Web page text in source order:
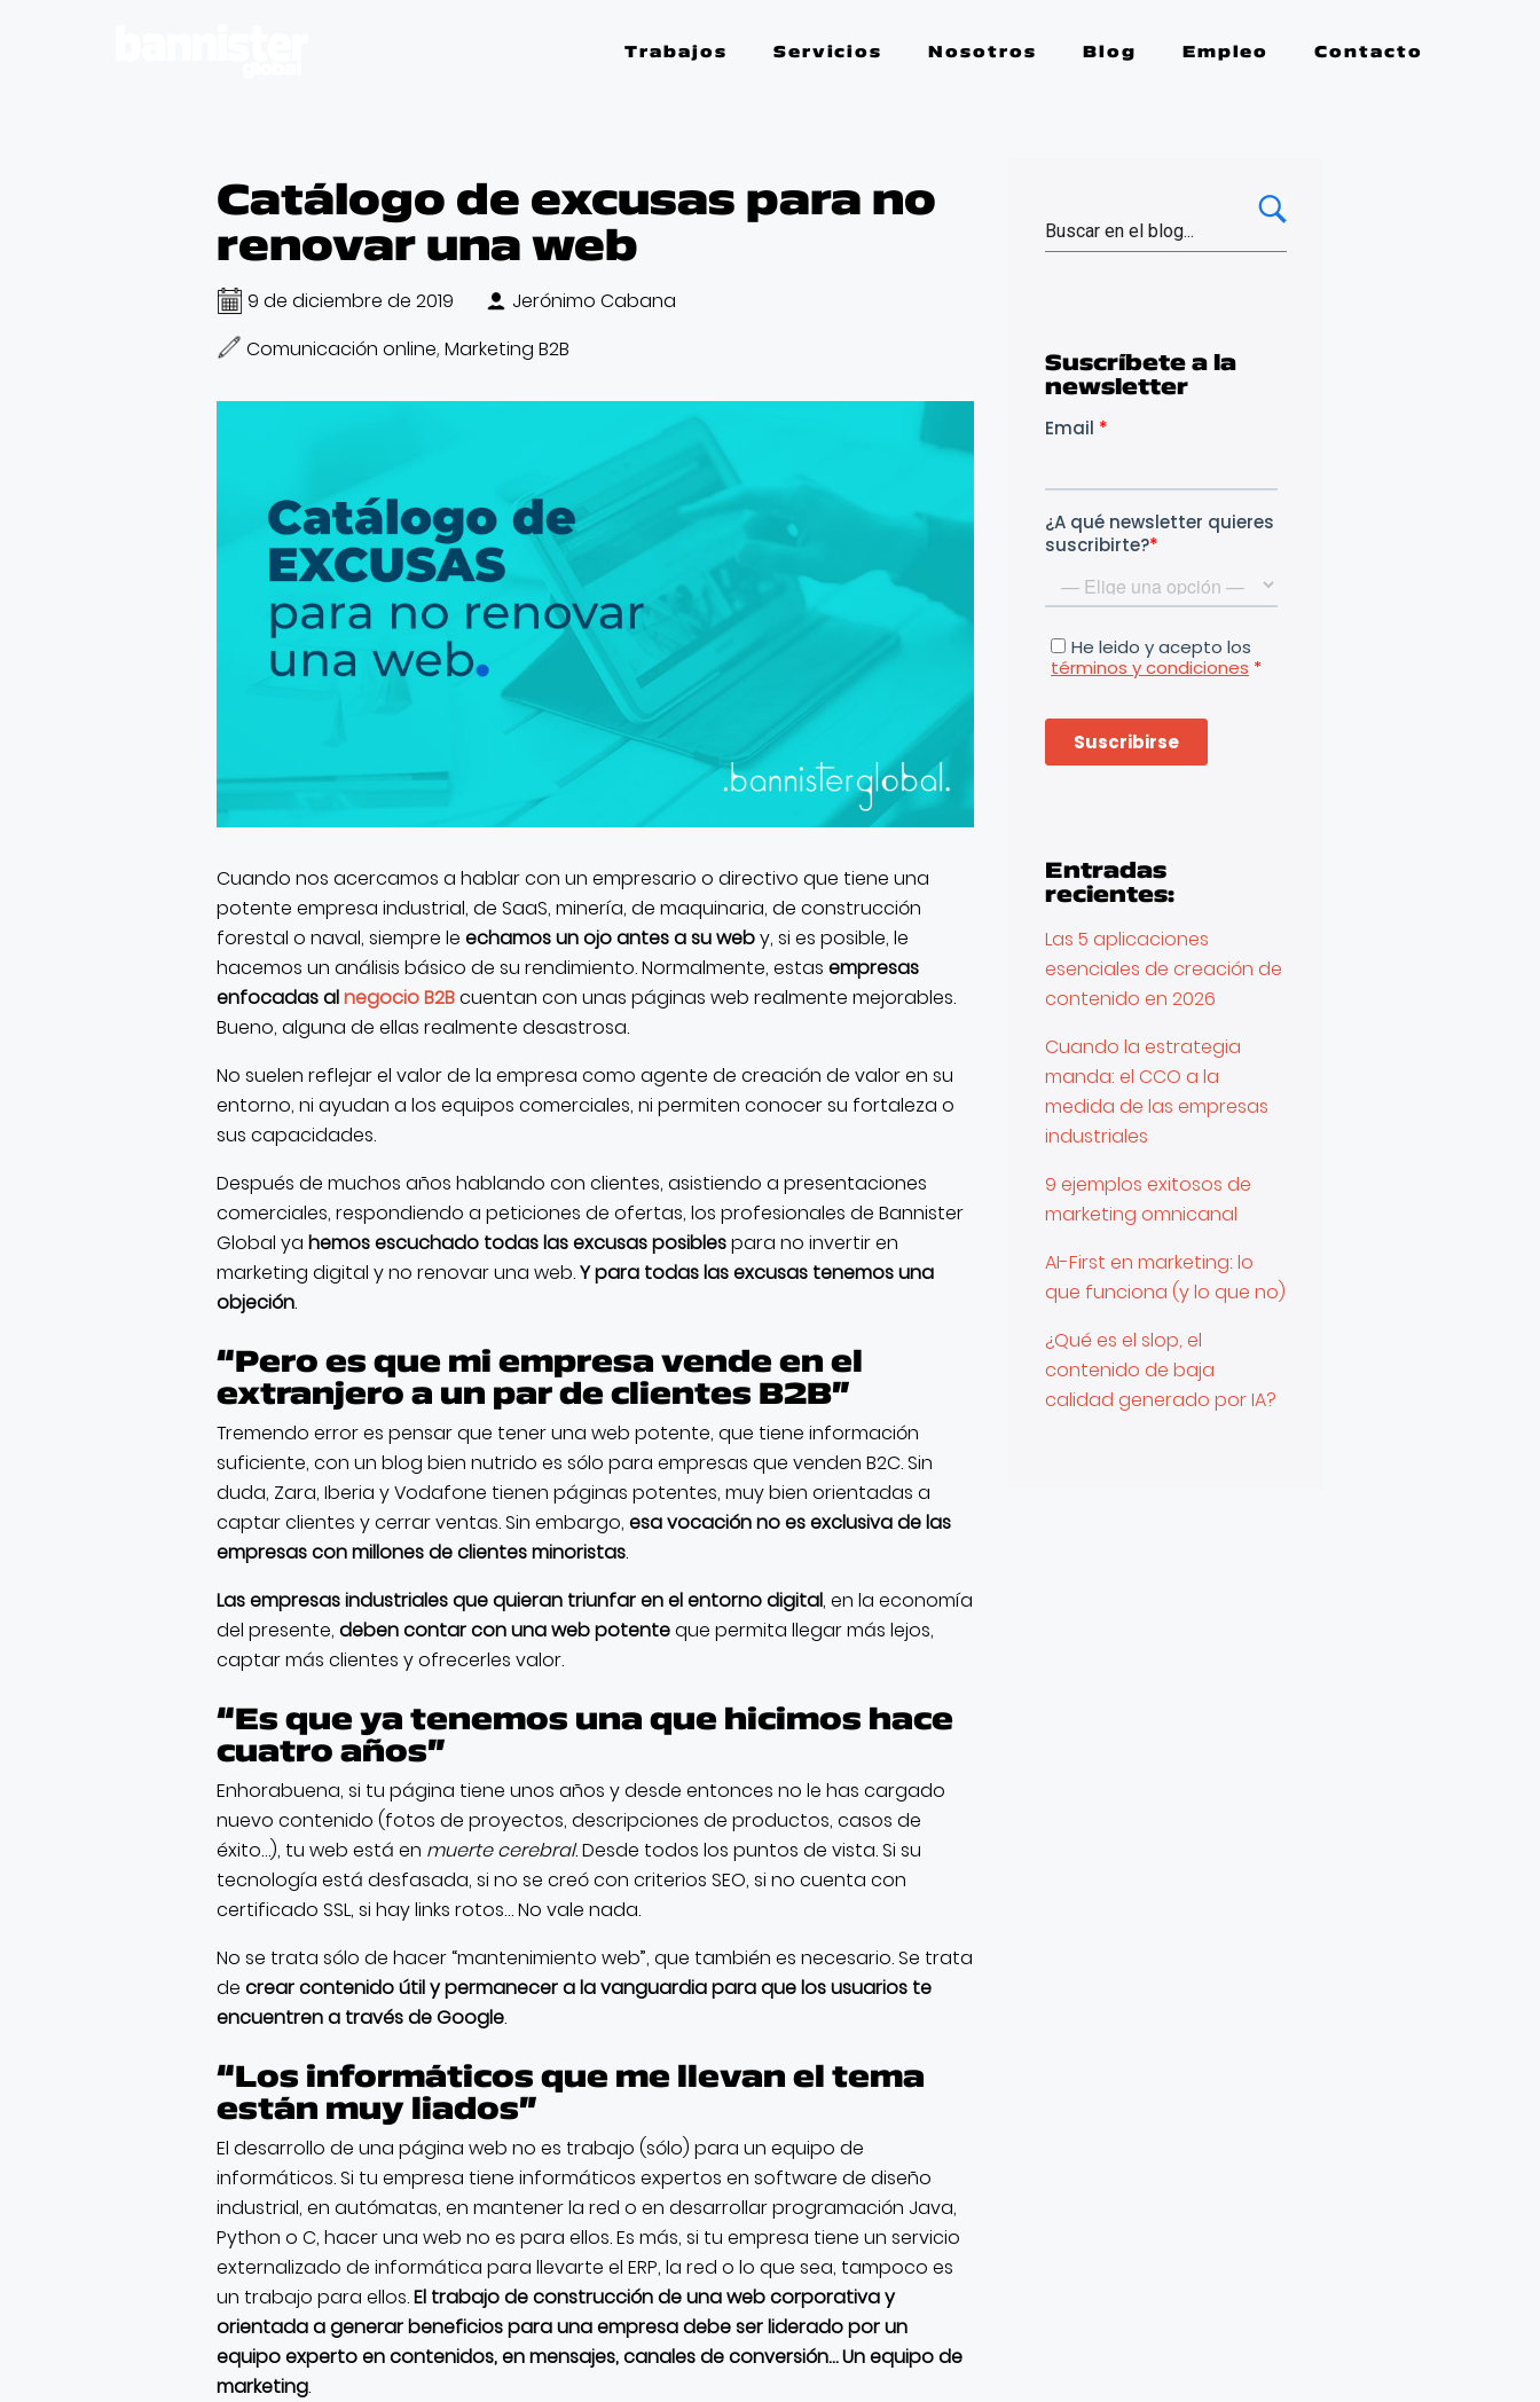
Trabajos Servicios Nosotros Blog Empleo Contacto
Catálogo de excusas para no
renovar una web
9 de diciembre de 2019
Jerónimo Cabana
Comunicación online,Marketing B2B
Cuando nos acercamos a hablar con un empresario o directivo que tiene una
potente empresa industrial, de SaaS, minería, de maquinaria, de construcción
forestal o naval, siempre le echamos un ojo antes a su weby, si es posible, le
hacemos un análisis básico de su rendimiento. Normalmente, estas empresas
enfocadas alnegocio B2Bcuentan con unas páginas web realmente mejorables.
Bueno, alguna de ellas realmente desastrosa.
No suelen reflejar el valor de la empresa como agente de creación de valor en su
entorno, ni ayudan a los equipos comerciales, ni permiten conocer su fortaleza o
sus capacidades.
Después de muchos años hablando con clientes, asistiendo a presentaciones
comerciales, respondiendo a peticiones de ofertas, los profesionales de Bannister
Global ya hemos escuchado todas las excusas posiblespara no invertir en
marketing digital y no renovar una web.Y para todas las excusas tenemos una
objeción.
“Pero es que mi empresa vende en el
extranjero a un par de clientes B2B”
Tremendo error es pensar que tener una web potente, que tiene información
suficiente, con un blog bien nutrido es sólo para empresas que venden B2C. Sin
duda, Zara, Iberia y Vodafone tienen páginas potentes, muy bien orientadas a
captar clientes y cerrar ventas. Sin embargo, esa vocación no es exclusiva de las
empresas con millones de clientes minoristas.
Las empresas industriales que quieran triunfar en el entorno digital, en la economía
del presente, deben contar con una web potenteque permita llegar más lejos,
captar más clientes y ofrecerles valor.
“Es que ya tenemos una que hicimos hace
cuatro años”
Enhorabuena, si tu página tiene unos años y desde entonces no le has cargado
nuevo contenido (fotos de proyectos, descripciones de productos, casos de
éxito…), tu web está en muerte cerebral. Desde todos los puntos de vista. Si su
tecnología está desfasada, si no se creó con criterios SEO, si no cuenta con
certificado SSL, si hay links rotos… No vale nada.
No se trata sólo de hacer “mantenimiento web”, que también es necesario. Se trata
de crear contenido útil y permanecer a la vanguardia para que los usuarios te
encuentren a través de Google.
“Los informáticos que me llevan el tema
están muy liados”
El desarrollo de una página web no es trabajo (sólo) para un equipo de
informáticos. Si tu empresa tiene informáticos expertos en software de diseño
industrial, en autómatas, en mantener la red o en desarrollar programación Java,
Python o C, hacer una web no es para ellos. Es más, si tu empresa tiene un servicio
externalizado de informática para llevarte el ERP, la red o lo que sea, tampoco es
un trabajo para ellos.El trabajo de construcción de una web corporativa y
orientada a generar beneficios para una empresa debe ser liderado por un
equipo experto en contenidos, en mensajes, canales de conversión… Un equipo de
marketing.
Suscríbete a la
newsletter
Entradas
recientes:
Las 5 aplicaciones
esenciales de creación de
contenido en 2026
Cuando la estrategia
manda: el CCO a la
medida de las empresas
industriales
9 ejemplos exitosos de
marketing omnicanal
AI-First en marketing: lo
que funciona (y lo que no)
¿Qué es el slop, el
contenido de baja
calidad generado por IA?